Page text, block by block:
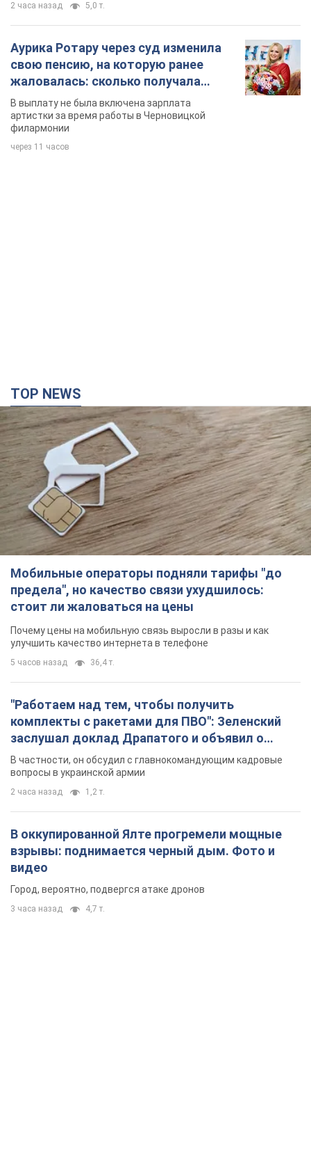
2 часа назад 5,0 т.
Аурика Ротару через суд изменила
свою пенсию, на которую ранее
жаловалась: сколько получала
певица
В выплату не была включена зарплата
артистки за время работы в Черновицкой
филармонии
через 11 часов
TOP NEWS
Мобильные операторы подняли тарифы "до
предела", но качество связи ухудшилось:
стоит ли жаловаться на цены
Почему цены на мобильную связь выросли в разы и как
улучшить качество интернета в телефоне
5 часов назад 36,4 т.
"Работаем над тем, чтобы получить
комплекты с ракетами для ПВО": Зеленский
заслушал доклад Драпатого и объявил о
новых мерах
В частности, он обсудил с главнокомандующим кадровые
вопросы в украинской армии
2 часа назад 1,2 т.
В оккупированной Ялте прогремели мощные
взрывы: поднимается черный дым. Фото и
видео
Город, вероятно, подвергся атаке дронов
3 часа назад 4,7 т.